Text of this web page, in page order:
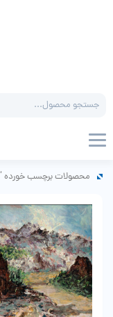
search
محصولات برچسب خورده